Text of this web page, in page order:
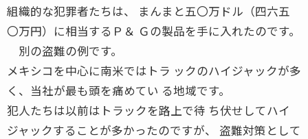
組織的な犯罪者たちは、 まんまと五〇万ドル（四六五
〇万円）に相当するＰ＆ Ｇの製品を手に入れたのです。
別の盗難の例です。
メキシコを中心に南米ではトラ ックのハイジャックが多
く、当社が最も頭を痛めてい る地域です。
犯人たちは以前はトラックを路上で待 ち伏せしてハイ
ジャックすることが多かったのですが、 盗難対策として